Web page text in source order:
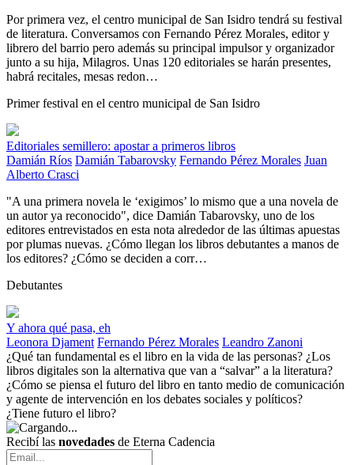
Por primera vez, el centro municipal de San Isidro tendrá su festival
de literatura. Conversamos con Fernando Pérez Morales, editor y
librero del barrio pero además su principal impulsor y organizador
junto a su hija, Milagros. Unas 120 editoriales se harán presentes,
habrá recitales, mesas redon…
Primer festival en el centro municipal de San Isidro
Editoriales semillero: apostar a primeros libros
Damián Ríos Damián Tabarovsky Fernando Pérez Morales Juan
Alberto Crasci
"A una primera novela le ‘exigimos’ lo mismo que a una novela de
un autor ya reconocido", dice Damián Tabarovsky, uno de los
editores entrevistados en esta nota alrededor de las últimas apuestas
por plumas nuevas. ¿Cómo llegan los libros debutantes a manos de
los editores? ¿Cómo se deciden a corr…
Debutantes
Y ahora qué pasa, eh
Leonora Djament Fernando Pérez Morales Leandro Zanoni
¿Qué tan fundamental es el libro en la vida de las personas? ¿Los
libros digitales son la alternativa que van a “salvar” a la literatura?
¿Cómo se piensa el futuro del libro en tanto medio de comunicación
y agente de intervención en los debates sociales y políticos?
¿Tiene futuro el libro?
Recibí las novedades de Eterna Cadencia